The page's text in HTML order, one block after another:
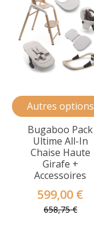
Autres options
Bugaboo Pack
Ultime All-In
Chaise Haute
Girafe +
Accessoires
599,00 €
658,75 €